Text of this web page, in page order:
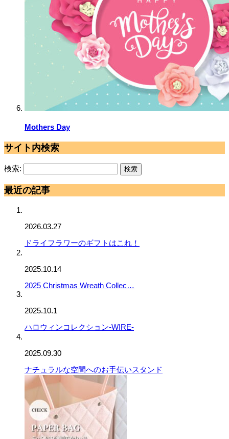
Mothers Day
サイト内検索
検索:
最近の記事
2026.03.27
ドライフラワーのギフトはこれ！
2025.10.14
2025 Christmas Wreath Collec…
2025.10.1
ハロウィンコレクション-WIRE-
2025.09.30
ナチュラルな空間へのお手伝いスタンド